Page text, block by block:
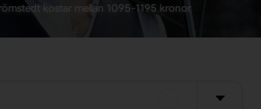
kostar mellan 1095-1195 kronor